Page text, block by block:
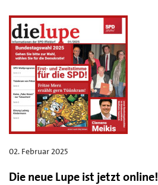
02. Februar 2025
Die neue Lupe ist jetzt online!